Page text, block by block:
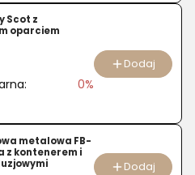
Scot z
oparciem
0%
Dodaj
metalowa FB-
z kontenerem i
Dodaj